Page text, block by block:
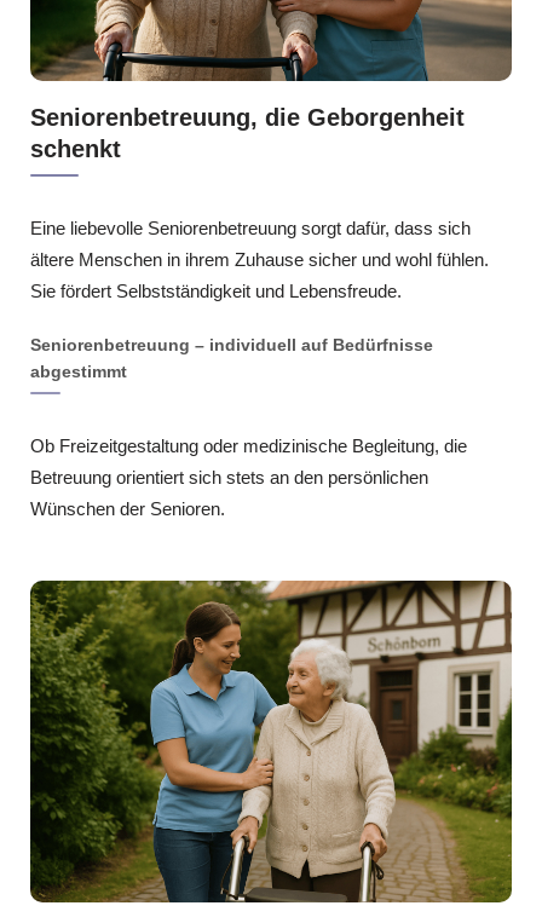
Seniorenbetreuung, die Geborgenheit
schenkt
Eine liebevolle Seniorenbetreuung sorgt dafür, dass sich
ältere Menschen in ihrem Zuhause sicher und wohl fühlen.
Sie fördert Selbstständigkeit und Lebensfreude.
Seniorenbetreuung – individuell auf Bedürfnisse
abgestimmt
Ob Freizeitgestaltung oder medizinische Begleitung, die
Betreuung orientiert sich stets an den persönlichen
Wünschen der Senioren.